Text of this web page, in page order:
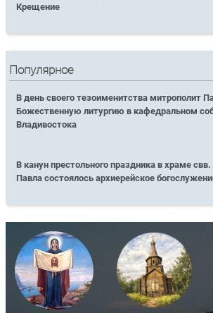
Крещение
Популярное
В день своего тезоименитства митрополит
Божественную литургию в кафедральном
Владивостока
В канун престольного праздника в храме
Павла состоялось архиерейское